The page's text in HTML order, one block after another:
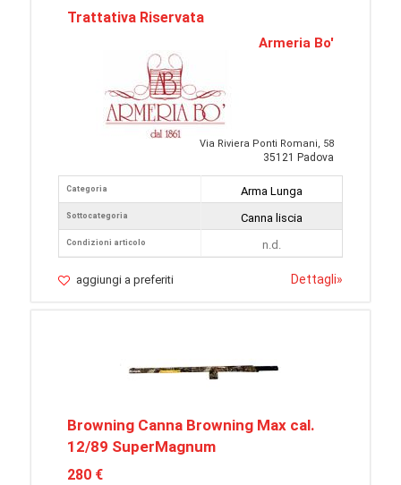
Trattativa Riservata
Armeria Bo'
Via Riviera Ponti Romani, 58
35121 Padova
Categoria
Sottocategoria
Condizioni articolo
Arma Lunga
Canna liscia
n.d.
aggiungi a preferiti Dettagli»
Browning Canna Browning Max cal.
12/89 SuperMagnum
280 €